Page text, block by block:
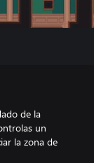
de la
un
la zona de